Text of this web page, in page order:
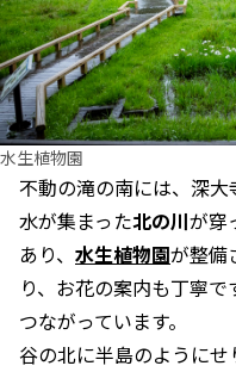
水生植物園
不動の滝の南には、深
水が集まった北の川が穿
あり、 水生植物園が整備
り、お花の案内も丁寧
つながっています。
谷の北に半島のように